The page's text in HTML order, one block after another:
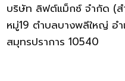
บริษัท ลิฟต์แม็กซ์ จำกัด (
หมู่19 ตำบลบางพลีใหญ่ อ
สมุทรปราการ 10540